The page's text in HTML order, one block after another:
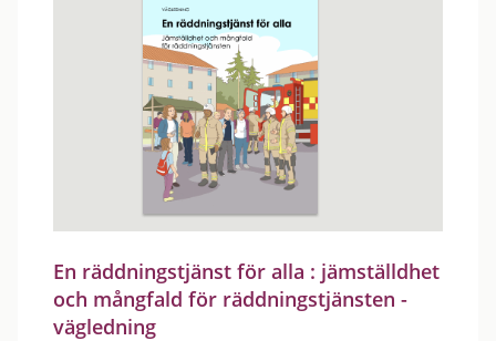
En räddningstjänst för alla : jämställdhet
och mångfald för räddningstjänsten -
vägledning